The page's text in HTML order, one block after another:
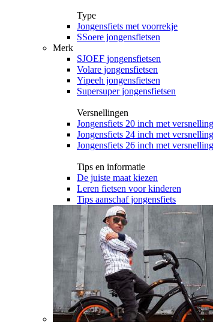
Type
Jongensfiets met voorrekje
SSoere jongensfietsen
Merk
SJOEF jongensfietsen
Volare jongensfietsen
Yipeeh jongensfietsen
Supersuper jongensfietsen
Versnellingen
Jongensfiets 20 inch met
Jongensfiets 24 inch met
Jongensfiets 26 inch met
Tips en informatie
De juiste maat kiezen
Leren fietsen voor kinderen
Tips aanschaf jongensfiets